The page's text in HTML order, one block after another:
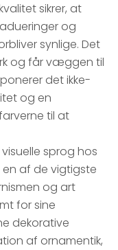
sikrer, at
og
synlige. Det
og får væggen til
det ikke-
og en
til at
sprog hos
en af de vigtigste
og art
for sine
dekorative
af ornamentik,